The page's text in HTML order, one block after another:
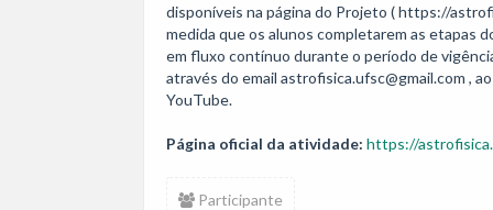
disponíveis na página do Projeto ( https://
medida que os alunos completarem as etapas
em fluxo contínuo durante o período de
através do email astrofisica.ufsc@gmail.com ,
YouTube.
Página oficial da atividade: https://
Participante